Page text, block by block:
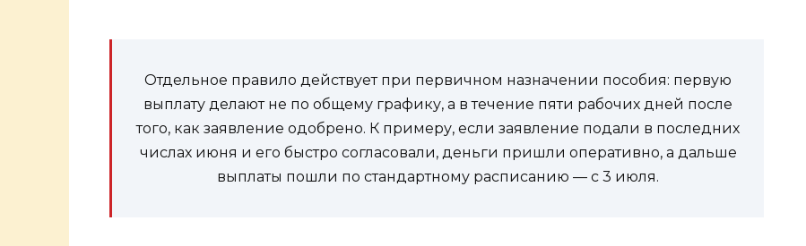
Отдельное правило действует при первичном назначении пособия: первую
выплату делают не по общему графику, а в течение пяти рабочих дней после
того, как заявление одобрено. К примеру, если заявление подали в последних
числах июня и его быстро согласовали, деньги пришли оперативно, а дальше
выплаты пошли по стандартному расписанию — с 3 июля.